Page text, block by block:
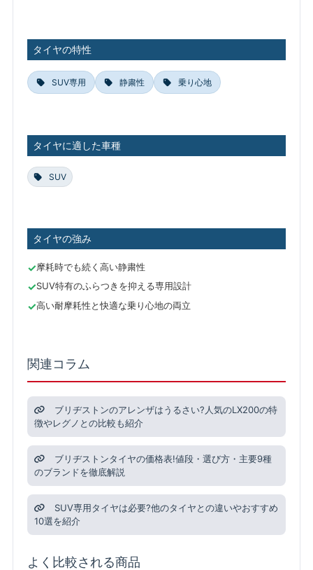
タイヤの特性
SUV専用 静粛性 乗り心地
タイヤに適した車種
SUV
タイヤの強み
摩耗時でも続く高い静粛性
SUV特有のふらつきを抑える専用設計
高い耐摩耗性と快適な乗り心地の両立
関連コラム
ブリヂストンのアレンザはうるさい?人気のLX200の特
徴やレグノとの比較も紹介
ブリヂストンタイヤの価格表!値段・選び方・主要9種
のブランドを徹底解説
SUV専用タイヤは必要?他のタイヤとの違いやおすすめ
10選を紹介
よく比較される商品